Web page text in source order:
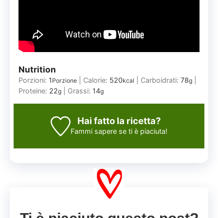
Nutrition
Porzioni: 1 Porzione Calorie: 520kcal Carboidrati:78g
Proteine: 22g Grassi: 14g
Hai fatto la ricetta?
Fammi sapere se ti è piaciuta!